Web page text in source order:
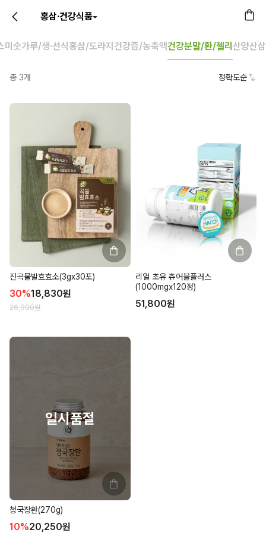
홍삼·건강식품
미숫가루/생·선식홍삼/도라지 건강즙/농축액건강분말/환/젤리 산양산삼
총 3개 정확도순
진곡물발효효소(3gx30포)
30%18,830원
26,900원
리얼 초유 츄어블플러스
(1000mgx120정)
51,800원
청국장환(270g)
10%20,250원